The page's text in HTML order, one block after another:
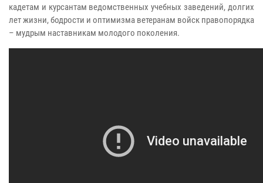
кадетам и курсантам ведомственных учебных заведений, долгих
лет жизни, бодрости и оптимизма ветеранам войск правопорядка
– мудрым наставникам молодого поколения.